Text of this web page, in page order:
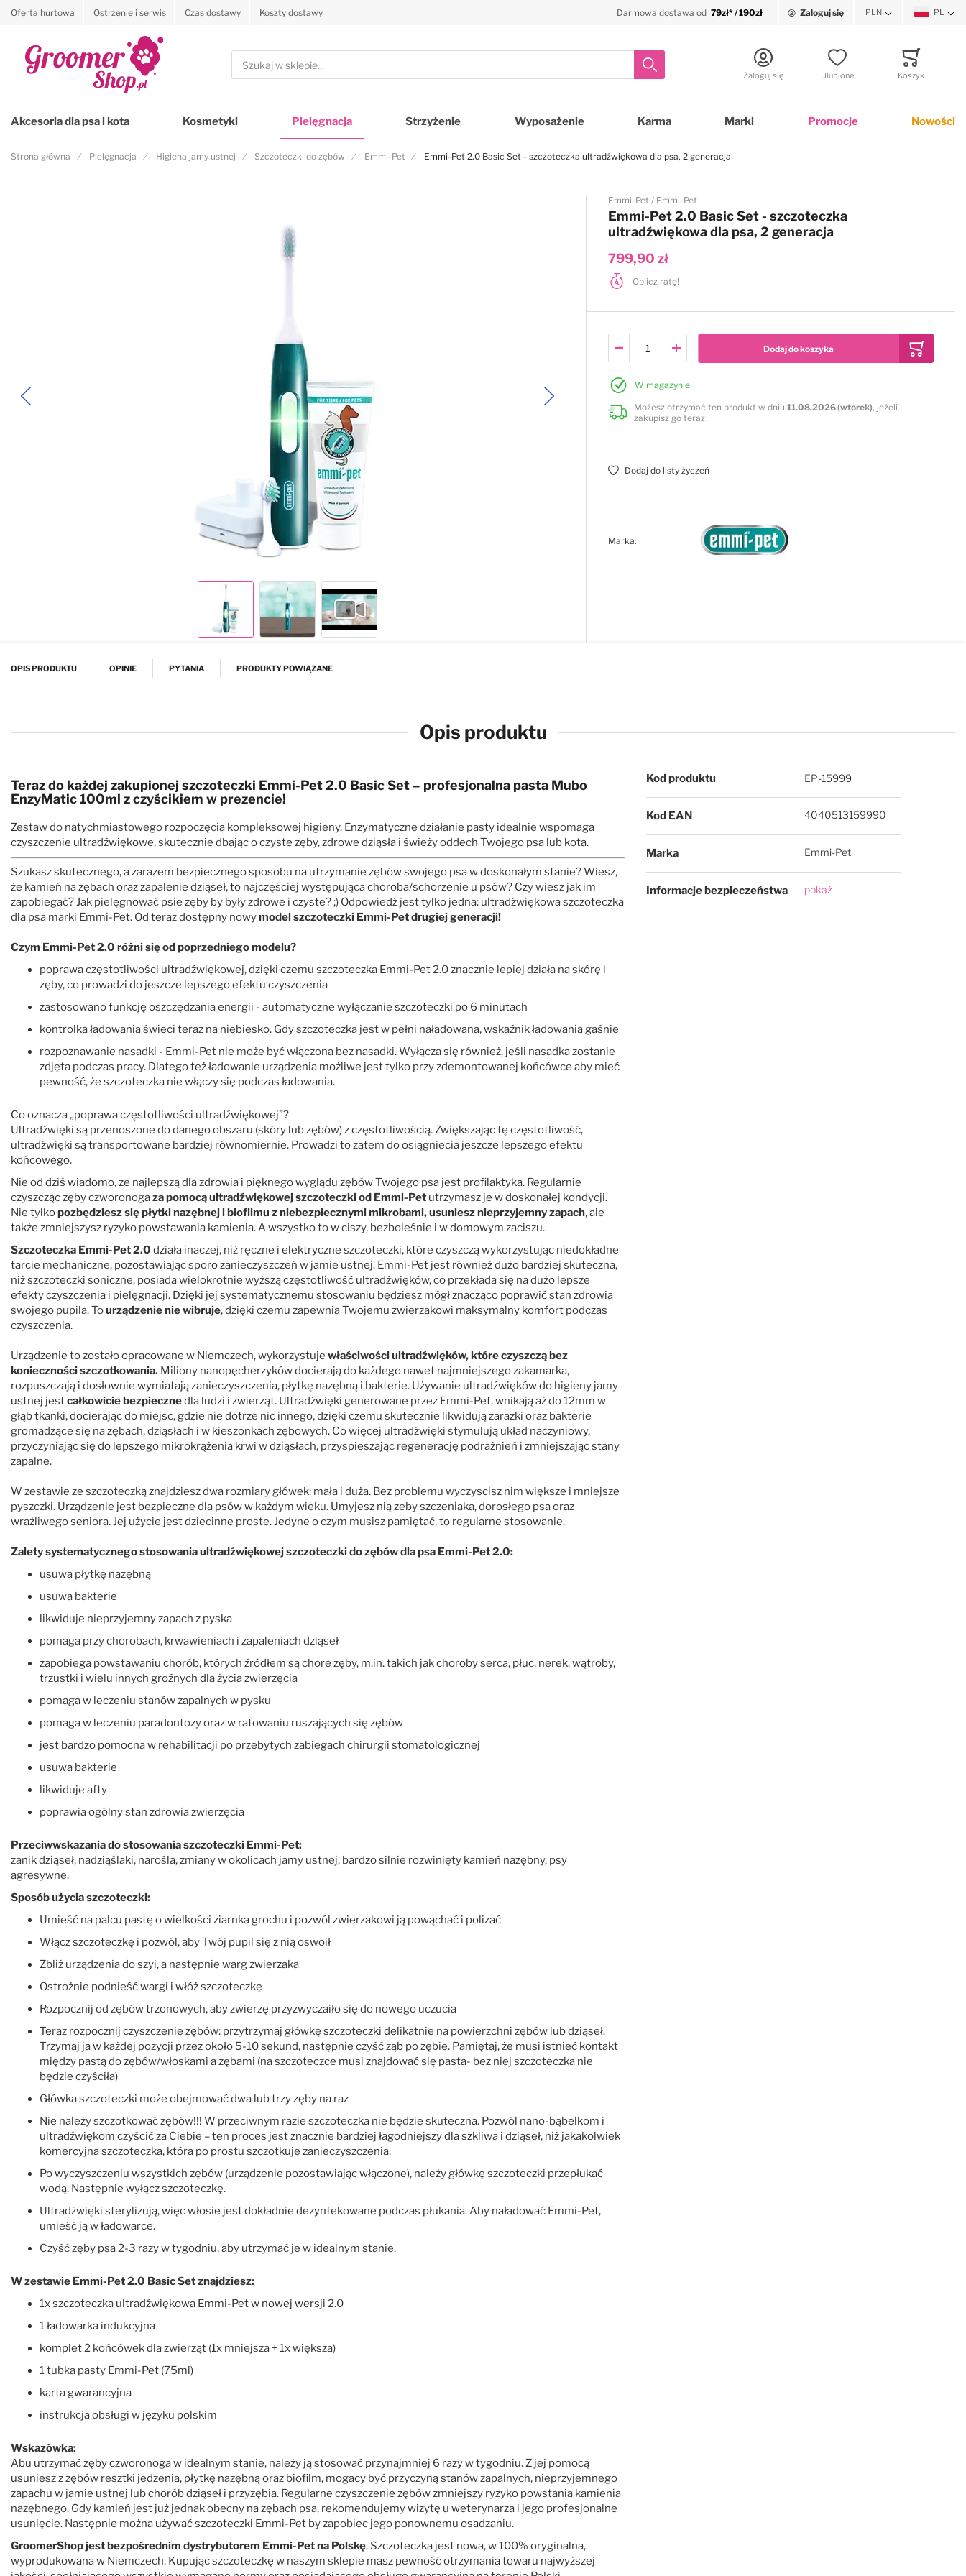
Oferta hurtowa Ostrzenie i serwis Czas dostawy Koszty dostawy Darmowa dostawa od 79zł* / 190zł Zaloguj sięWalutaPLN PL
Szukaj
Szukaj Zaloguj się Ulubione Koszyk
Akcesoria dla psa i kota Kosmetyki Pielęgnacja Strzyżenie Wyposażenie Karma Marki Promocje Nowości
Strona główna Pielęgnacja Higiena jamy ustnej Szczoteczki do zębów Emmi-Pet Emmi-Pet 2.0 Basic Set - szczoteczka ultradźwiękowa dla psa, 2 generacja
Emmi-Pet Emmi-Pet
Emmi-Pet 2.0 Basic Set - szczoteczka
ultradźwiękowa dla psa, 2 generacja
799,90 zł
Oblicz ratę!
Dodaj do koszyka
W magazynie
Możesz otrzymać ten produkt w dniu11.08.2026 (wtorek), jeżeli
zakupisz go teraz
Dodaj do listy życzeń
Marka:
OPIS PRODUKTU OPINIE PYTANIA PRODUKTY POWIĄZANE
Opis produktu
Teraz do każdej zakupionej szczoteczki Emmi-Pet 2.0 Basic Set– profesjonalna pasta Mubo
EnzyMatic 100ml z czyścikiem w prezencie!
Zestaw do natychmiastowego rozpoczęcia kompleksowej higieny. Enzymatyczne działanie pasty idealnie wspomaga
czyszczenie ultradźwiękowe, skutecznie dbając o czyste zęby, zdrowe dziąsła i świeży oddech Twojego psa lub kota.
Szukasz skutecznego, a zarazem bezpiecznego sposobu na utrzymanie zębów swojego psa w doskonałym stanie? Wiesz,
że kamień na zębach oraz zapalenie dziąseł, to najczęściej występująca choroba/schorzenie u psów? Czy wiesz jak im
zapobiegać? Jak pielęgnować psie zęby by były zdrowe i czyste? ;) Odpowiedź jest tylko jedna: ultradźwiękowa szczoteczka
dla psa marki Emmi-Pet. Od teraz dostępny nowymodel szczoteczki Emmi-Pet drugiej generacji!
Czym Emmi-Pet 2.0 różni się od poprzedniego modelu?
poprawa częstotliwości ultradźwiękowej, dzięki czemu szczoteczka Emmi-Pet 2.0 znacznie lepiej działa na skórę i
zęby, co prowadzi do jeszcze lepszego efektu czyszczenia
zastosowano funkcję oszczędzania energii - automatyczne wyłączanie szczoteczki po 6 minutach
kontrolka ładowania świeci teraz na niebiesko. Gdy szczoteczka jest w pełni naładowana, wskaźnik ładowania gaśnie
rozpoznawanie nasadki - Emmi-Pet nie może być włączona bez nasadki. Wyłącza się również, jeśli nasadka zostanie
zdjęta podczas pracy. Dlatego też ładowanie urządzenia możliwe jest tylko przy zdemontowanej końcówce aby mieć
pewność, że szczoteczka nie włączy się podczas ładowania.
Co oznacza „poprawa częstotliwości ultradźwiękowej”?
Ultradźwięki są przenoszone do danego obszaru (skóry lub zębów) z częstotliwością. Zwiększając tę częstotliwość,
ultradźwięki są transportowane bardziej równomiernie. Prowadzi to zatem do osiągniecia jeszcze lepszego efektu
końcowego.
Nie od dziś wiadomo, ze najlepszą dla zdrowia i pięknego wyglądu zębów Twojego psa jest profilaktyka. Regularnie
czyszcząc zęby czworonogaza pomocą ultradźwiękowej szczoteczki od Emmi-Pet utrzymasz je w doskonałej kondycji.
Nie tylkopozbędziesz się płytki nazębnej i biofilmu z niebezpiecznymi mikrobami, usuniesz nieprzyjemny zapach, ale
także zmniejszysz ryzyko powstawania kamienia. A wszystko to w ciszy, bezboleśnie i w domowym zaciszu.
Szczoteczka Emmi-Pet 2.0 działa inaczej, niż ręczne i elektryczne szczoteczki, które czyszczą wykorzystując niedokładne
tarcie mechaniczne, pozostawiając sporo zanieczyszczeń w jamie ustnej. Emmi-Pet jest również dużo bardziej skuteczna,
niż szczoteczki soniczne, posiada wielokrotnie wyższą częstotliwość ultradźwięków, co przekłada się na dużo lepsze
efekty czyszczenia i pielęgnacji. Dzięki jej systematycznemu stosowaniu będziesz mógł znacząco poprawić stan zdrowia
swojego pupila. Tourządzenie nie wibruje, dzięki czemu zapewnia Twojemu zwierzakowi maksymalny komfort podczas
czyszczenia.
Urządzenie to zostało opracowane w Niemczech, wykorzystuje właściwości ultradźwięków, które czyszczą bez
konieczności szczotkowania. Miliony nanopęcherzyków docierają do każdego nawet najmniejszego zakamarka,
rozpuszczają i dosłownie wymiatają zanieczyszczenia, płytkę nazębną i bakterie. Używanie ultradźwięków do higieny jamy
ustnej jestcałkowicie bezpiecznedla ludzi i zwierząt. Ultradźwięki generowane przez Emmi-Pet, wnikają aż do 12mm w
głąb tkanki, docierając do miejsc, gdzie nie dotrze nic innego, dzięki czemu skutecznie likwidują zarazki oraz bakterie
gromadzące się na zębach, dziąsłach i w kieszonkach zębowych. Co więcej ultradźwięki stymulują układ naczyniowy,
przyczyniając się do lepszego mikrokrążenia krwi w dziąsłach, przyspieszając regenerację podrażnień i zmniejszając stany
zapalne.
W zestawie ze szczoteczką znajdziesz dwa rozmiary główek: mała i duża. Bez problemu wyczyscisz nim większe i mniejsze
pyszczki. Urządzenie jest bezpieczne dla psów w każdym wieku. Umyjesz nią zeby szczeniaka, dorosłego psa oraz
wrażliwego seniora. Jej użycie jest dziecinne proste. Jedyne o czym musisz pamiętać, to regularne stosowanie.
Zalety systematycznego stosowania ultradźwiękowej szczoteczki do zębów dla psa Emmi-Pet 2.0:
usuwa płytkę nazębną
usuwa bakterie
likwiduje nieprzyjemny zapach z pyska
pomaga przy chorobach, krwawieniach i zapaleniach dziąseł
zapobiega powstawaniu chorób, których źródłem są chore zęby, m.in. takich jak choroby serca, płuc, nerek, wątroby,
trzustki i wielu innych groźnych dla życia zwierzęcia
pomaga w leczeniu stanów zapalnych w pysku
pomaga w leczeniu paradontozy oraz w ratowaniu ruszających się zębów
jest bardzo pomocna w rehabilitacji po przebytych zabiegach chirurgii stomatologicznej
usuwa bakterie
likwiduje afty
poprawia ogólny stan zdrowia zwierzęcia
Przeciwwskazania do stosowania szczoteczki Emmi-Pet:
zanik dziąseł, nadziąślaki, narośla, zmiany w okolicach jamy ustnej, bardzo silnie rozwinięty kamień nazębny, psy
agresywne.
Sposób użycia szczoteczki:
Umieść na palcu pastę o wielkości ziarnka grochu i pozwól zwierzakowi ją powąchać i polizać
Włącz szczoteczkę i pozwól, aby Twój pupil się z nią oswoił
Zbliż urządzenia do szyi, a następnie warg zwierzaka
Ostrożnie podnieść wargi i włóż szczoteczkę
Rozpocznij od zębów trzonowych, aby zwierzę przyzwyczaiło się do nowego uczucia
Teraz rozpocznij czyszczenie zębów: przytrzymaj główkę szczoteczki delikatnie na powierzchni zębów lub dziąseł.
Trzymaj ja w każdej pozycji przez około 5-10 sekund, następnie czyść ząb po zębie. Pamiętaj, że musi istnieć kontakt
między pastą do zębów/włoskami a zębami (na szczoteczce musi znajdować się pasta- bez niej szczoteczka nie
będzie czyściła)
Główka szczoteczki może obejmować dwa lub trzy zęby na raz
Nie należy szczotkować zębów!!! W przeciwnym razie szczoteczka nie będzie skuteczna. Pozwól nano-bąbelkom i
ultradźwiękom czyścić za Ciebie – ten proces jest znacznie bardziej łagodniejszy dla szkliwa i dziąseł, niż jakakolwiek
komercyjna szczoteczka, która po prostu szczotkuje zanieczyszczenia.
Po wyczyszczeniu wszystkich zębów (urządzenie pozostawiając włączone), należy główkę szczoteczki przepłukać
wodą. Następnie wyłącz szczoteczkę.
Ultradźwięki sterylizują, więc włosie jest dokładnie dezynfekowane podczas płukania. Aby naładować Emmi-Pet,
umieść ją w ładowarce.
Czyść zęby psa 2-3 razy w tygodniu, aby utrzymać je w idealnym stanie.
W zestawie Emmi-Pet 2.0 Basic Set znajdziesz:
1x szczoteczka ultradźwiękowa Emmi-Pet w nowej wersji 2.0
1 ładowarka indukcyjna
komplet 2 końcówek dla zwierząt (1x mniejsza + 1x większa)
1 tubka pasty Emmi-Pet (75ml)
karta gwarancyjna
instrukcja obsługi w języku polskim
Wskazówka:
Abu utrzymać zęby czworonoga w idealnym stanie, należy ją stosować przynajmniej 6 razy w tygodniu. Z jej pomocą
usuniesz z zębów resztki jedzenia, płytkę nazębną oraz biofilm, mogacy być przyczyną stanów zapalnych, nieprzyjemnego
zapachu w jamie ustnej lub chorób dziąseł i przyzębia. Regularne czyszczenie zębów zmniejszy ryzyko powstania kamienia
nazębnego. Gdy kamień jest już jednak obecny na zębach psa, rekomendujemy wizytę u weterynarza i jego profesjonalne
usunięcie. Następnie można używać szczoteczki Emmi-Pet by zapobiec jego ponownemu osadzaniu.
GroomerShop jest bezpośrednim dystrybutorem Emmi-Pet na Polskę. Szczoteczka jest nowa, w 100% oryginalna,
wyprodukowana w Niemczech. Kupując szczoteczkę w naszym sklepie masz pewność otrzymania towaru najwyższej
Więcej informacji
Kod produktu EP-15999
Kod EAN 4040513159990
Marka Emmi-Pet
Informacje bezpieczeństwa pokaż